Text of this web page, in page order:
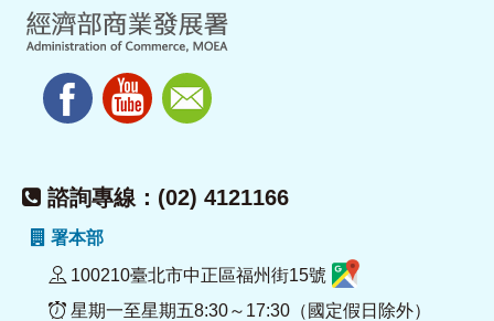
諮詢專線：(02) 4121166
署本部
100210臺北市中正區福州街15號
星期一至星期五8:30～17:30（國定假日除外）